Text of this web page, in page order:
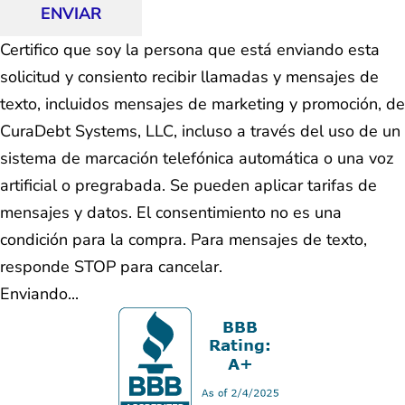
ENVIAR
Certifico que soy la persona que está enviando esta
solicitud y consiento recibir llamadas y mensajes de
texto, incluidos mensajes de marketing y promoción, de
CuraDebt Systems, LLC, incluso a través del uso de un
sistema de marcación telefónica automática o una voz
artificial o pregrabada. Se pueden aplicar tarifas de
mensajes y datos. El consentimiento no es una
condición para la compra. Para mensajes de texto,
responde STOP para cancelar.
Enviando...